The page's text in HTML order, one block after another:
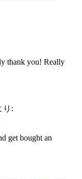
thank you! Really
り:
get bought an